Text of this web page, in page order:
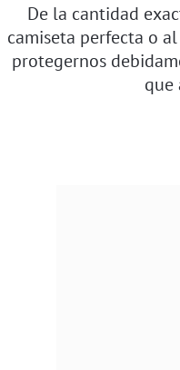
De la cantidad
camiseta perfecta o
protegernos
que